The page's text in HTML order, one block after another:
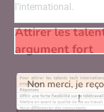
l’international.
Attirer les
argument fort
Non merci, je
!